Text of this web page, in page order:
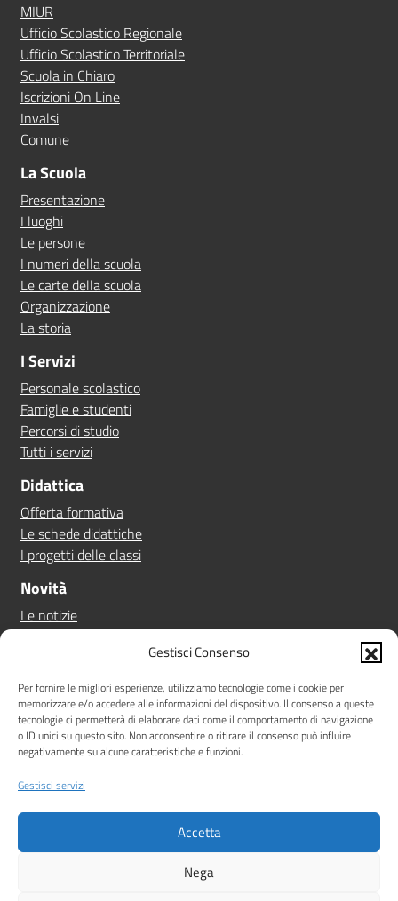
Gestisci Consenso
Per fornire le migliori esperienze, utilizziamo tecnologie come i cookie per
memorizzare e/o accedere alle informazioni del dispositivo. Il consenso a queste
tecnologie ci permetterà di elaborare dati come il comportamento di navigazione
o ID unici su questo sito. Non acconsentire o ritirare il consenso può influire
negativamente su alcune caratteristiche e funzioni.
Gestisci servizi
Accetta
Nega
MIUR
Ufficio Scolastico Regionale
Ufficio Scolastico Territoriale
Scuola in Chiaro
Iscrizioni On Line
Invalsi
Comune
La Scuola
Presentazione
I luoghi
Le persone
I numeri della scuola
Le carte della scuola
Organizzazione
La storia
I Servizi
Personale scolastico
Famiglie e studenti
Percorsi di studio
Tutti i servizi
Didattica
Offerta formativa
Le schede didattiche
I progetti delle classi
Novità
Le notizie
Le circolari
Albo online
Pn 21/27
Ptof
Iscrizioni
Sicurezza
Amministrazione TrasparenteAlbo onlinePrivacy Policy
Dichiarazione di accessibilità